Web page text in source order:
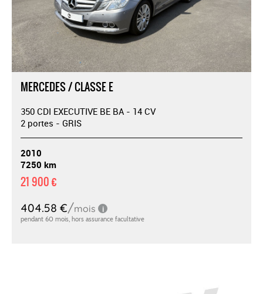
MERCEDES / CLASSE E
350 CDI EXECUTIVE BE BA - 14 CV
2 portes - GRIS
2010
7250 km
21 900 €